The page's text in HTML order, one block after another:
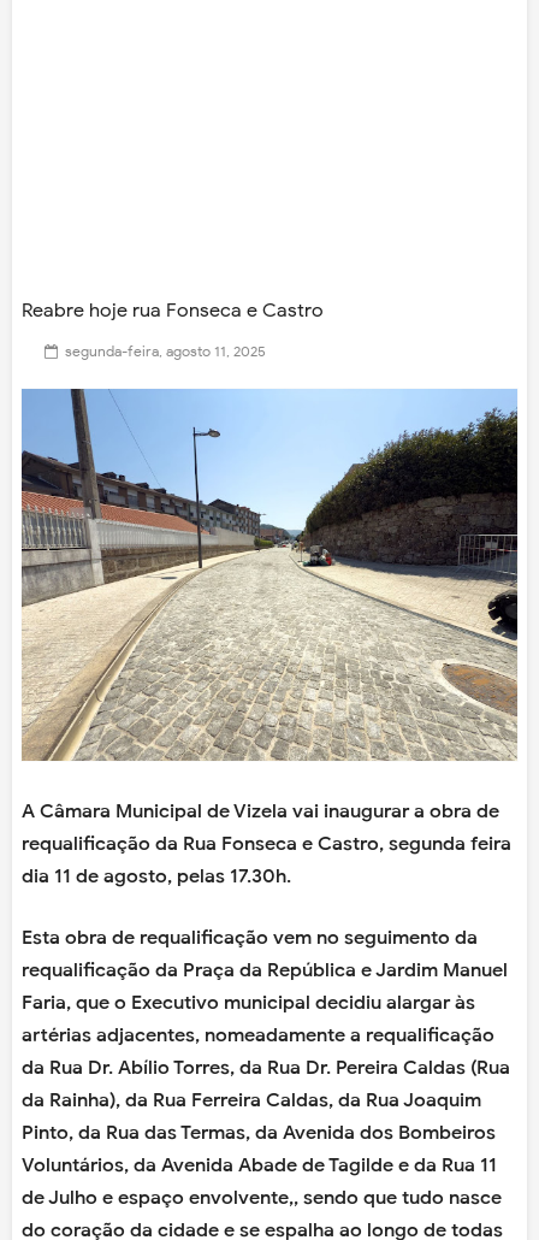
Reabre hoje rua Fonseca e Castro
segunda-feira, agosto 11, 2025
A Câmara Municipal de Vizela vai inaugurar a obra de
requalificação da Rua Fonseca e Castro, segunda feira
dia 11 de agosto, pelas 17.30h.
Esta obra de requalificação vem no seguimento da
requalificação da Praça da República e Jardim Manuel
Faria, que o Executivo municipal decidiu alargar às
artérias adjacentes, nomeadamente a requalificação
da Rua Dr. Abílio Torres, da Rua Dr. Pereira Caldas (Rua
da Rainha), da Rua Ferreira Caldas, da Rua Joaquim
Pinto, da Rua das Termas, da Avenida dos Bombeiros
Voluntários, da Avenida Abade de Tagilde e da Rua 11
de Julho e espaço envolvente,, sendo que tudo nasce
do coração da cidade e se espalha ao longo de todas